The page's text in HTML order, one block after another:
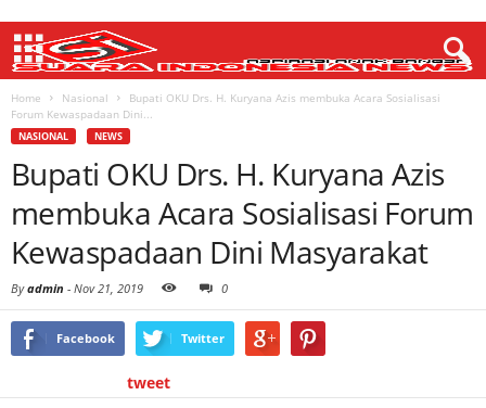
Home Nasional
Bupati OKU Drs. H. Kuryana Azis membuka Acara Sosialisasi
Forum Kewaspadaan Dini...
NASIONAL NEWS
Bupati OKU Drs. H. Kuryana Azis
membuka Acara Sosialisasi Forum
Kewaspadaan Dini Masyarakat
Byadmin - Nov 21, 2019 0
Facebook Twitter
tweet